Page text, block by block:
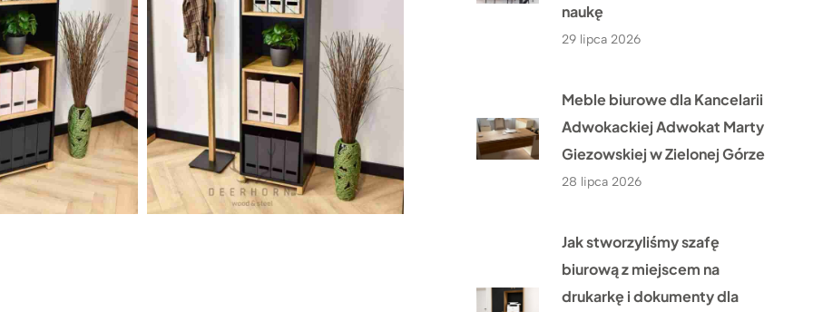
naukę
29 lipca 2026
Meble biurowe dla Kancelarii
Adwokackiej Adwokat Marty
Giezowskiej w Zielonej Górze
28 lipca 2026
Jak stworzyliśmy szafę
biurową z miejscem na
drukarkę i dokumenty dla